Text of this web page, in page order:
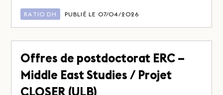
RATIO DH PUBLIÉ LE 07/04/2026
Offres de postdoctorat ERC –
Middle East Studies / Projet
CLOSER (ULB)